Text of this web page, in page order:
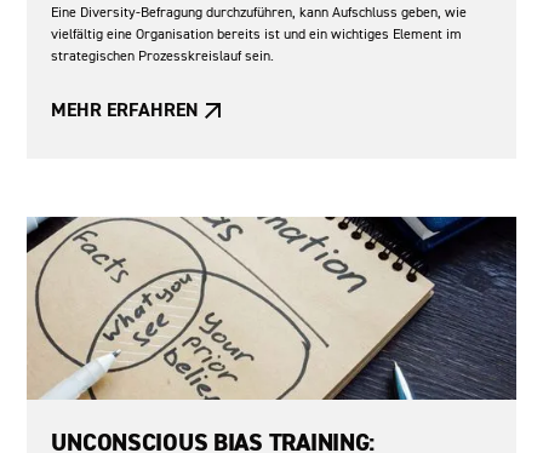
Eine Diversity-Befragung durchzuführen, kann Aufschluss geben, wie
vielfältig eine Organisation bereits ist und ein wichtiges Element im
strategischen Prozesskreislauf sein.
MEHR ERFAHREN
UNCONSCIOUS BIAS TRAINING: